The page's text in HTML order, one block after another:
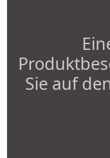
Sie auf